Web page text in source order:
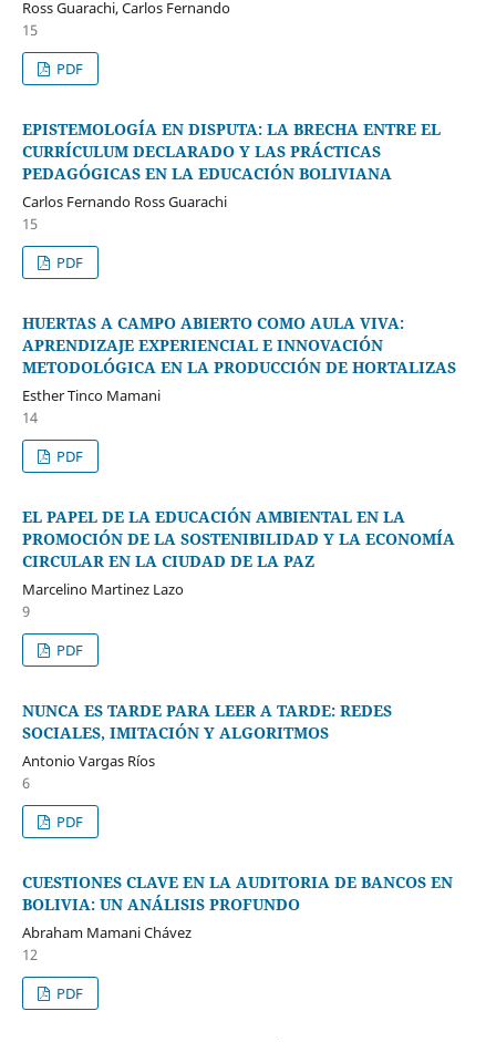
Ross Guarachi, Carlos Fernando
15
PDF
EPISTEMOLOGÍA EN DISPUTA: LA BRECHA ENTRE EL
CURRÍCULUM DECLARADO Y LAS PRÁCTICAS
PEDAGÓGICAS EN LA EDUCACIÓN BOLIVIANA
Carlos Fernando Ross Guarachi
15
PDF
HUERTAS A CAMPO ABIERTO COMO AULA VIVA:
APRENDIZAJE EXPERIENCIAL E INNOVACIÓN
METODOLÓGICA EN LA PRODUCCIÓN DE HORTALIZAS
Esther Tinco Mamani
14
PDF
EL PAPEL DE LA EDUCACIÓN AMBIENTAL EN LA
PROMOCIÓN DE LA SOSTENIBILIDAD Y LA ECONOMÍA
CIRCULAR EN LA CIUDAD DE LA PAZ
Marcelino Martinez Lazo
9
PDF
NUNCA ES TARDE PARA LEER A TARDE: REDES
SOCIALES, IMITACIÓN Y ALGORITMOS
Antonio Vargas Ríos
6
PDF
CUESTIONES CLAVE EN LA AUDITORIA DE BANCOS EN
BOLIVIA: UN ANÁLISIS PROFUNDO
Abraham Mamani Chávez
12
PDF